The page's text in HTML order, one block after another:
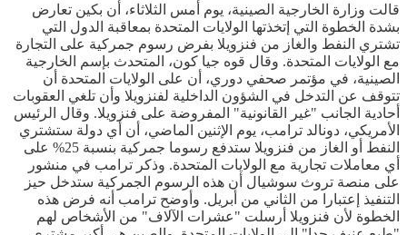
قالت وزارة الخارجية الصينية، يوم أمس الثلاثاء، أن بكين تعارض
بشدة الخطوة التي إتخذتها الولايات المتحدة بمعاقبة الدول التي
تشتري النفط والغاز من فنزويلا بفرض رسوم جمركية على التجارة
مع الولايات المتحدة. وقال قوه جيا كون، المتحدث بإسم الخارجية
الصينية، في مؤتمر صحفي دوري، أن على الولايات المتحدة أن
تتوقف عن التدخل في الشؤون الداخلية لفنزويلا وأن تلغي العقوبات
أحادية الجانب "غير القانونية" المفروضة على فنزويلا. وقال الرئيس
الأمريكي، دونالد ترامب، يوم الإثنين الماضي، أن أي دولة ستشتري
النفط أو الغاز من فنزويلا ستدفع رسوما جمركية بنسبة 25% على
أي معاملات تجارية مع الولايات المتحدة. وذكر ترامب في منشور
على منصة تروث سوشيال أن هذه الرسوم الجمركية ستدخل حيز
التنفيذ إعتبارا من الثاني من أبريل. وأوضح ترامب أنه فرض هذه
الخطوة لأن فنزويلا أرسلت "عشرات الآلاف" من الأشخاص لهم